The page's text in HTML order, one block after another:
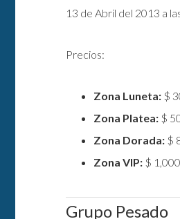
13 de Abril del 2013 a
Precios:
Zona Luneta: $
Zona Platea: $
Zona Dorada: $
Zona VIP: $
Grupo Pesado